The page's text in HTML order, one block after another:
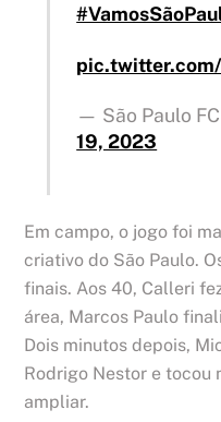
— São Paulo
19, 2023
Em campo, o jogo foi
criativo do São Paulo.
finais. Aos 40, Calleri
área, Marcos Paulo
Dois minutos depois,
Rodrigo Nestor e tocou
ampliar.